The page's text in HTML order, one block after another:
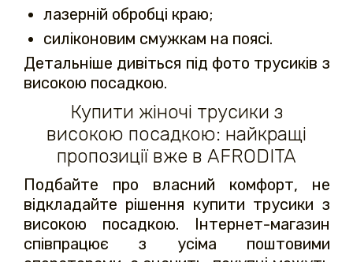
лазерній обробці краю;
силіконовим смужкам на поясі.
Детальніше дивіться під фото трусиків з
високою посадкою.
Купити жіночі трусики з
високою посадкою: найкращі
пропозиції вже в AFRODITA
Подбайте про власний комфорт, не
відкладайте рішення купити трусики з
високою посадкою. Інтернет-магазин
співпрацює з усіма поштовими